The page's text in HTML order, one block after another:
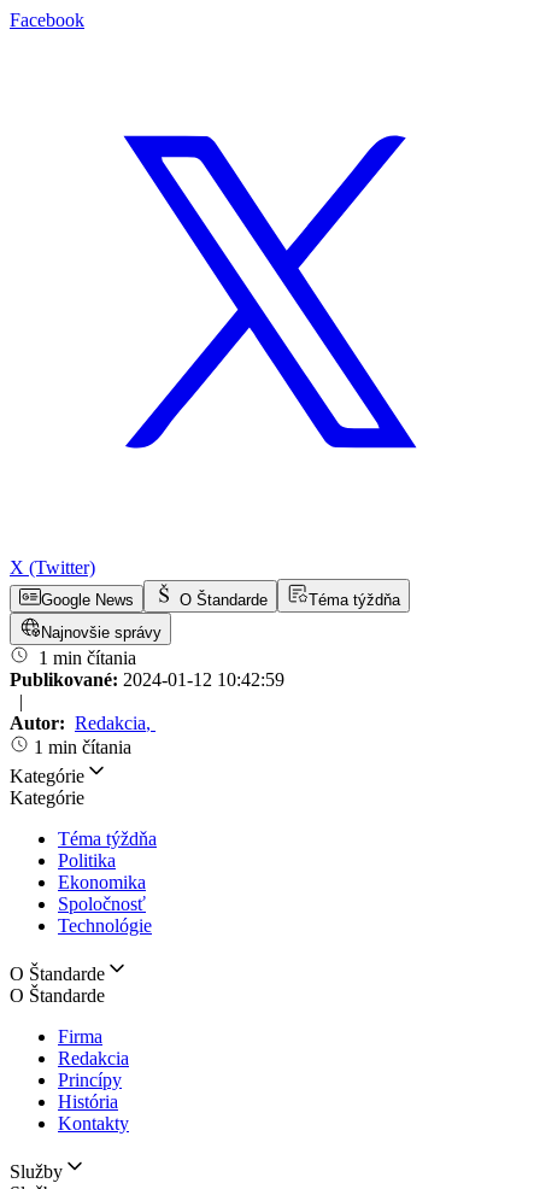
Facebook
X (Twitter)
Google News O Štandarde
Téma týždňa
Najnovšie správy
1 min čítania
Publikované: 2024-01-12 10:42:59
|
Autor: Redakcia,
1 min čítania
Kategórie
Kategórie
Téma týždňa
Politika
Ekonomika
Spoločnosť
Technológie
O Štandarde
O Štandarde
Firma
Redakcia
Princípy
História
Kontakty
Služby